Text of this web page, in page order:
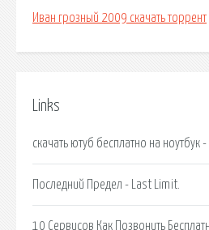
Иван грозный 2009 скачать торрент
Links
скачать ютуб бесплатно на ноутбук
Последний Предел - Last Limit.
10 Сервисов Как Позвонить